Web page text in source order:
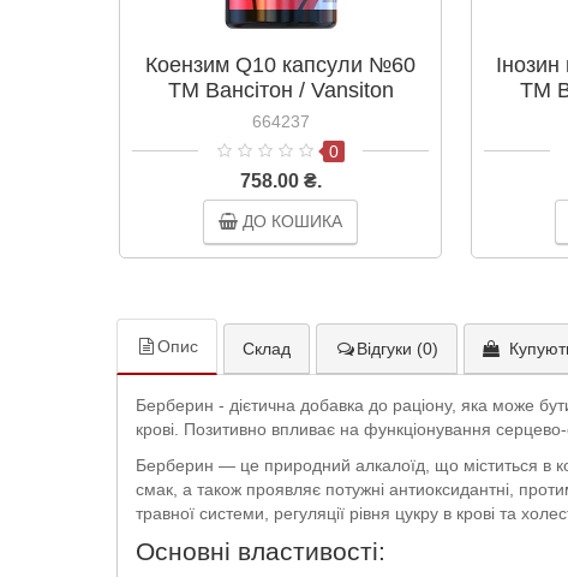
Коензим Q10 капсули №60
ТМ Вансітон / Vansiton
664237
0
758.00 ₴.
ДО КОШИКА
ТМ
Опис Склад Відгуки (0)
Берберин - дієтична добавка до раціону, яка може
крові. Позитивно впливає на функціонування
Берберин — це природний алкалоїд, що міститься в
смак, а також проявляє потужні антиоксидантні,
травної системи, регуляції рівня цукру в крові та
Основні властивості: